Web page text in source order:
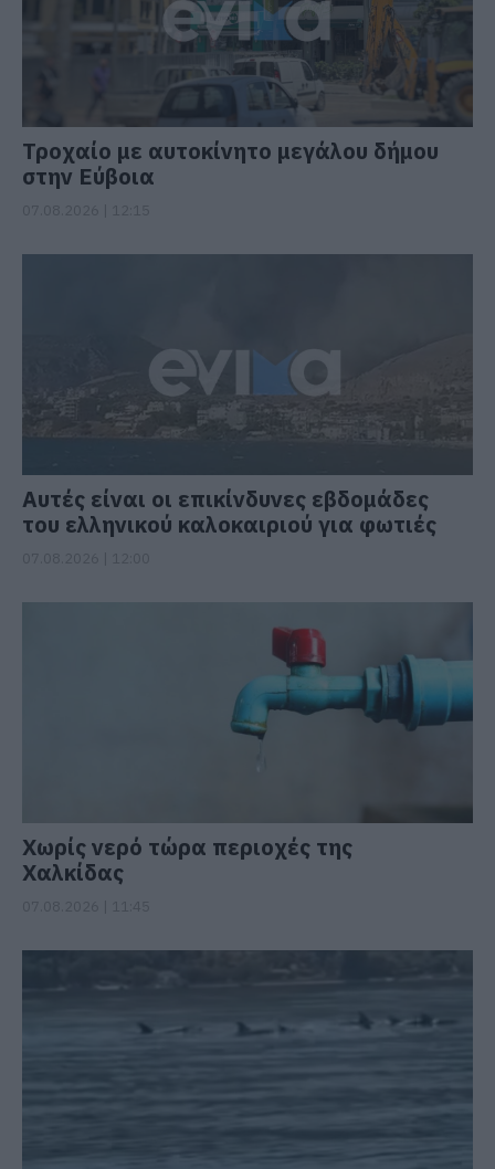
Τροχαίο με αυτοκίνητο μεγάλου δήμου
στην Εύβοια
Αυτές είναι οι επικίνδυνες εβδομάδες
του ελληνικού καλοκαιριού για φωτιές
Χωρίς νερό τώρα περιοχές της
Χαλκίδας